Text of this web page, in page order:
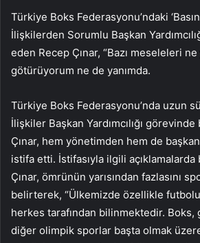
Türkiye Boks Federasyonu’ndaki
İlişkilerden Sorumlu Başkan
eden Recep Çınar, “Bazı meseleleri
götürüyorum ne de yanımda.
Türkiye Boks Federasyonu’nda uzun
İlişkiler Başkan Yardımcılığı
Çınar, hem yönetimden hem de başkan
istifa etti. İstifasıyla ilgili
Çınar, ömrünün yarısından fazlasını
belirterek, “Ülkemizde özellikle
herkes tarafından bilinmektedir. Boks,
diğer olimpik sporlar başta olmak